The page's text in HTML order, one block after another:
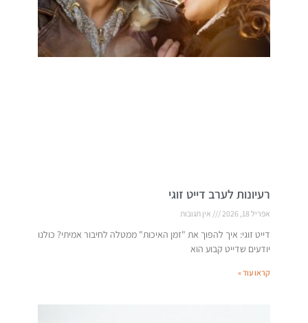
רעיונות לערב דייט זוגי
אפריל 18, 2026 אין תגובות
דייט זוגי: איך להפוך את "זמן האיכות" ממטלה לחיבור אמיתי? כולנו
יודעים שדייט קבוע הוא
קראו עוד »